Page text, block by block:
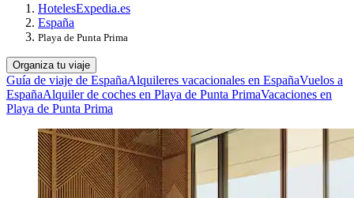
HotelesExpedia.es
España
Playa de Punta Prima
Organiza tu viaje
Guía de viaje de EspañaAlquileres vacacionales en EspañaVuelos a
EspañaAlquiler de coches en Playa de Punta PrimaVacaciones en
Playa de Punta Prima